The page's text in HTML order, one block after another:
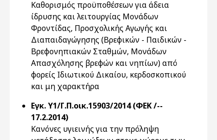
Καθορισμός προϋποθέσεων για άδεια
ίδρυσης και λειτουργίας Μονάδων
Φροντίδας, Προσχολικής Αγωγής και
Διαπαιδαγώγησης (Βρεφικών - Παιδικών -
Βρεφονηπιακών Σταθμών, Μονάδων
Απασχόλησης βρεφών και νηπίων) από
φορείς Ιδιωτικού Δικαίου, κερδοσκοπικού
και μη χαρακτήρα
Εγκ. Υ1/Γ.Π.οικ.15903/2014 (ΦΕΚ /--
17.2.2014)
Κανόνες υγιεινής για την πρόληψη